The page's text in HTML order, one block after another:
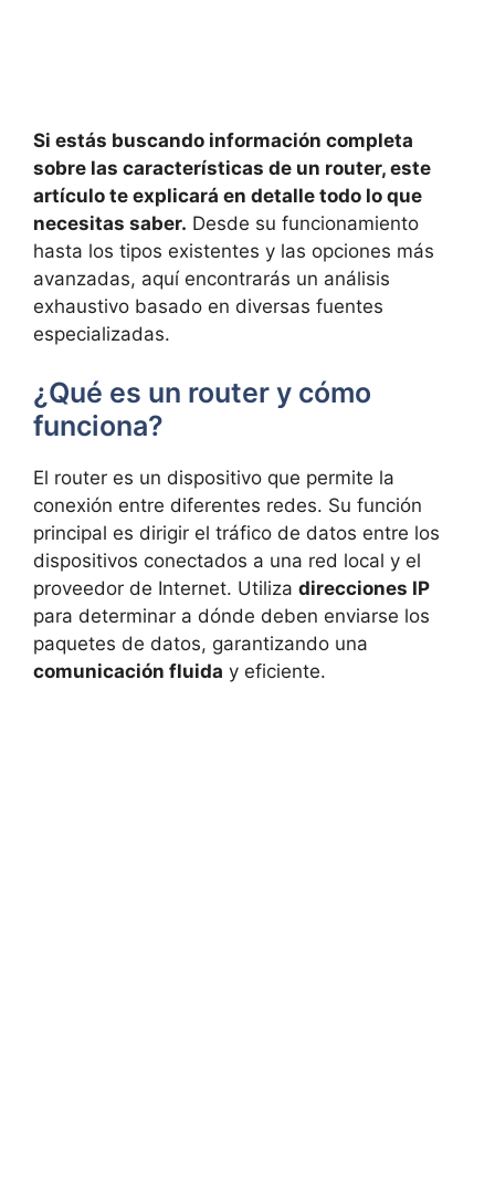
Si estás buscando información completa
sobre las características de un router, este
artículo te explicará en detalle todo lo que
necesitas saber. Desde su funcionamiento
hasta los tipos existentes y las opciones más
avanzadas, aquí encontrarás un análisis
exhaustivo basado en diversas fuentes
especializadas.
¿Qué es un router y cómo
funciona?
El router es un dispositivo que permite la
conexión entre diferentes redes. Su función
principal es dirigir el tráfico de datos entre los
dispositivos conectados a una red local y el
proveedor de Internet. Utiliza direcciones IP
para determinar a dónde deben enviarse los
paquetes de datos, garantizando una
comunicación fluida y eficiente.